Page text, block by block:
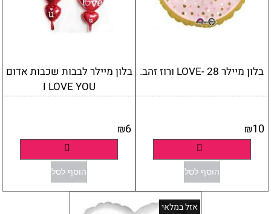
בלון מיילר 28 -LOVE ורוז זהב.
₪10
הוסף לסל
בלון מיילר לבבות שכבות אדום
I LOVE YOU
₪6
הוסף לסל
אזל במלאי